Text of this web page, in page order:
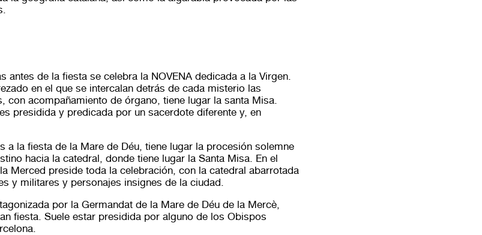
antes de la fiesta se celebra la NOVENA dedicada a la Virgen.
en el que se intercalan detrás de cada misterio las
con acompañamiento de órgano, tiene lugar la santa Misa.
presidida y predicada por un sacerdote diferente y, en
a la fiesta de la Mare de Déu, tiene lugar la procesión solemne
hacia la catedral, donde tiene lugar la Santa Misa. En el
Merced preside toda la celebración, con la catedral abarrotada
y militares y personajes insignes de la ciudad.
por la Germandat de la Mare de Déu de la Mercè,
fiesta. Suele estar presidida por alguno de los Obispos